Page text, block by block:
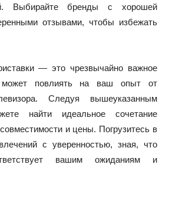
Выбирайте бренды с хорошей
отзывами, чтобы избежать
— это чрезвычайно важное
может повлиять на ваш опыт от
Следуя вышеуказанным
найти идеальное сочетание
и цены. Погрузитесь в
с уверенностью, зная, что
вашим ожиданиям и